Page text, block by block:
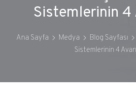
Sistemlerinin 4
Ana Sayfa Medya Blog Sayfası
Sistemlerinin 4